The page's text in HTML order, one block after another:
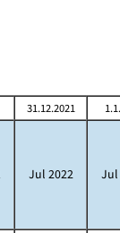
31.12.2021
Jul 2022 Jul